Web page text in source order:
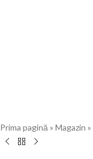
Prima pagină » Magazin »